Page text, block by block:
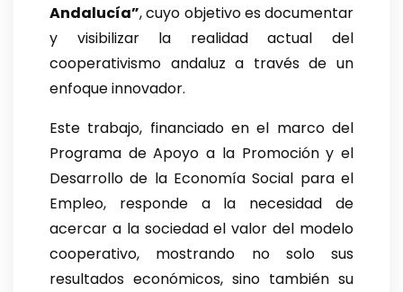
Andalucía”, cuyo objetivo es documentar
y visibilizar la realidad actual del
cooperativismo andaluz a través de un
enfoque innovador.
Este trabajo, financiado en el marco del
Programa de Apoyo a la Promoción y el
Desarrollo de la Economía Social para el
Empleo, responde a la necesidad de
acercar a la sociedad el valor del modelo
cooperativo, mostrando no solo sus
resultados económicos, sino también su